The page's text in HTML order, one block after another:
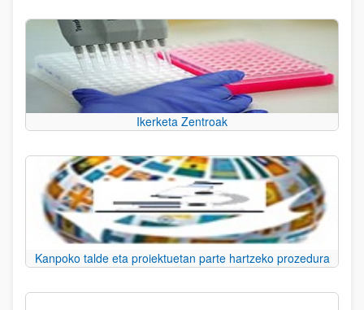
Ikerketa Zentroak
Kanpoko talde eta proiektuetan parte hartzeko prozedura